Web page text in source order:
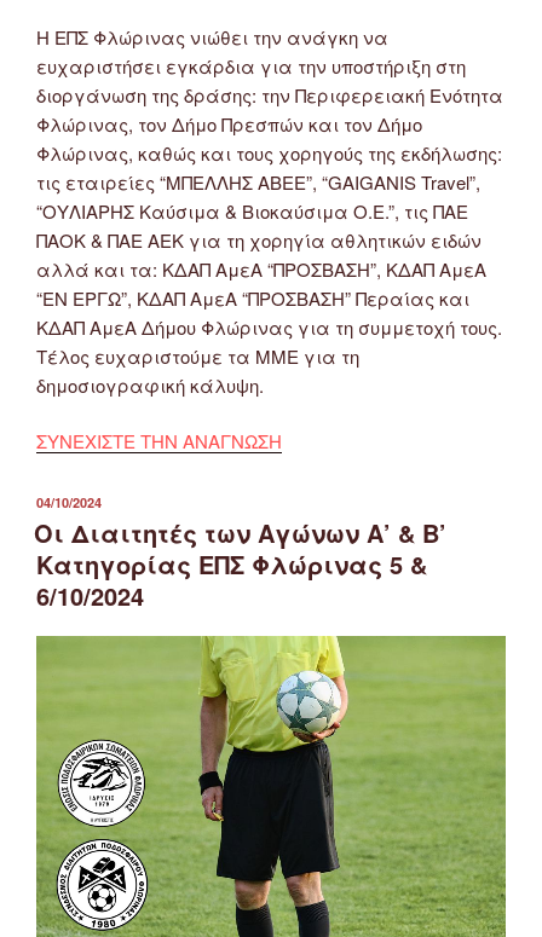
Η ΕΠΣ Φλώρινας νιώθει την ανάγκη να
ευχαριστήσει εγκάρδια για την υποστήριξη στη
διοργάνωση της δράσης: την Περιφερειακή Ενότητα
Φλώρινας, τον Δήμο Πρεσπών και τον Δήμο
Φλώρινας, καθώς και τους χορηγούς της εκδήλωσης:
τις εταιρείες “ΜΠΕΛΛΗΣ ΑΒΕΕ”, “GAIGANIS Travel”,
“ΟΥΛΙΑΡΗΣ Καύσιμα & Βιοκαύσιμα Ο.Ε.”, τις ΠΑΕ
ΠΑΟΚ & ΠΑΕ ΑΕΚ για τη χορηγία αθλητικών ειδών
αλλά και τα: ΚΔΑΠ ΑμεΑ “ΠΡΟΣΒΑΣΗ”, ΚΔΑΠ ΑμεΑ
“ΕΝ ΕΡΓΩ”, ΚΔΑΠ ΑμεΑ “ΠΡΟΣΒΑΣΗ” Περαίας και
ΚΔΑΠ ΑμεΑ Δήμου Φλώρινας για τη συμμετοχή τους.
Τέλος ευχαριστούμε τα ΜΜΕ για τη
δημοσιογραφική κάλυψη.
ΣΥΝΕΧΙΣΤΕ ΤΗΝ ΑΝΑΓΝΩΣΗ
ΔΗΜΟΣΙΕΎΤΗΚΕ
ΣΤΙΣ
04/10/2024
Οι Διαιτητές των Αγώνων Α’ & Β’
Κατηγορίας ΕΠΣ Φλώρινας 5 &
6/10/2024